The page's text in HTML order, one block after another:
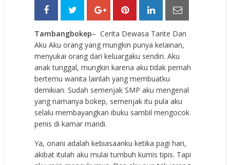
Tambangbokep– Cerita Dewasa Tante Dan
Aku Aku orang yang mungkin punya kelainan,
menyukai orang dari keluargaku sendiri. Aku
anak tunggal, mungkin karena aku tidak pernah
bertemu wanita lainlah yang membuatku
demikian. Sudah semenjak SMP aku mengenal
yang namanya bokep, semenjak itu pula aku
selalu membayangkan ibuku sambil mengocok
penis di kamar mandi.
Ya, onani adalah kebiasaanku ketika pagi hari,
akibat itulah aku mulai tumbuh kumis tipis. Tapi